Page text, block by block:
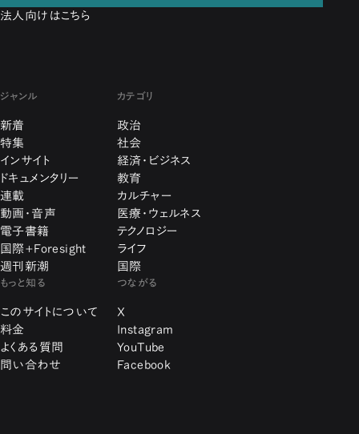
法人向けはこちら
ジャンル
新着
特集
インサイト
ドキュメンタリー
連載
動画・音声
電子書籍
国際+Foresight
週刊新潮
カテゴリ
政治
社会
経済・ビジネス
教育
カルチャー
医療・ウェルネス
テクノロジー
ライフ
国際
もっと知る
このサイトについて
料金
よくある質問
問い合わせ
つながる
X
Instagram
YouTube
Facebook